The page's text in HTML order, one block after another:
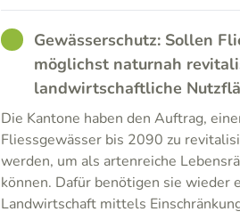
GOODGewässerschutz: Sollen
möglichst naturnah
landwirtschaftliche
Die Kantone haben den Auftrag,
Fliessgewässer bis 2090 zu
werden, um als artenreiche
können. Dafür benötigen sie wieder
Landwirtschaft mittels